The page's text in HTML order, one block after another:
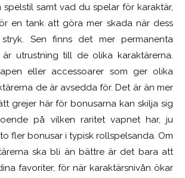
samt vad du spelar för karaktär,
en tank att göra mer skada när dess
Sen finns det mer permanenta
utrustning till de olika karaktärerna.
eller accessoarer som ger olika
de är avsedda för. Det är än mer
grejer här för bonusarna kan skilja sig
på vilken raritet vapnet har, ju
fler bonusar i typisk rollspelsanda. Om
ska bli än bättre är det bara att
favoriter, för när karaktärsnivån ökar